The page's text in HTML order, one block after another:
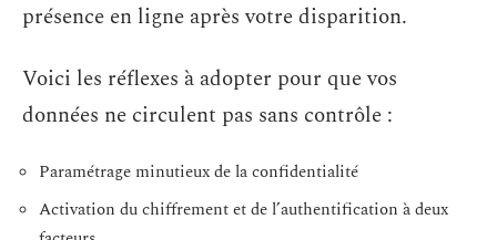
présence en ligne après votre disparition.
Voici les réflexes à adopter pour que vos
données ne circulent pas sans contrôle :
Paramétrage minutieux de la confidentialité
Activation du chiffrement et de l’authentification à deux